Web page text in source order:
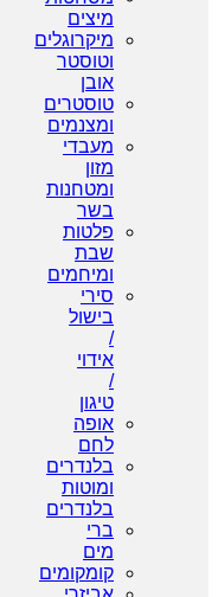
מיצים
מיקרוגלים
וטוסטר
אובן
טוסטרים
ומצנמים
מעבדי
מזון
ומטחנות
בשר
פלטות
שבת
ומיחמים
סירי
בישול
/
אידוי
/
טיגון
אופה
לחם
בלנדרים
ומוטות
בלנדרים
ברי
מים
קומקומים